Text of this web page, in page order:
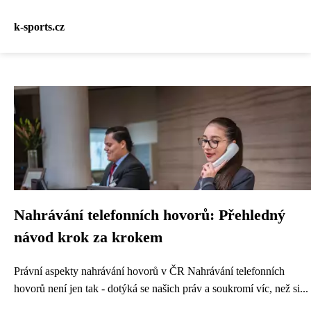
k-sports.cz
Nahrávání telefonních hovorů: Přehledný
návod krok za krokem
Právní aspekty nahrávání hovorů v ČR Nahrávání telefonních
hovorů není jen tak - dotýká se našich práv a soukromí víc, než si...